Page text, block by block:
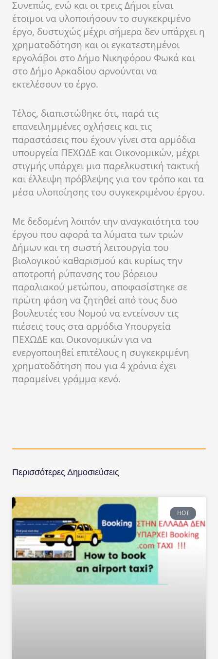
Συνεπώς, ενώ και οι τρεις Δήμοι είναι
έτοιμοι να υλοποιήσουν το συγκεκριμένο
έργο, δυστυχώς μέχρι σήμερα δεν υπάρχει η
χρηματοδότηση και οι εγκατεστημένοι
εργολάβοι στο Δήμο Νικηφόρου Φωκά και
στο Δήμο Αρκαδίου αρνούνται να
εκτελέσουν το έργο.
Τέλος, διαπιστώθηκε ότι, παρά τις
επανειλημμένες οχλήσεις και τις
παραστάσεις που έχουν γίνει στα αρμόδια
υπουργεία ΠΕΧΩΔΕ και Οικονομικών, μέχρι
στιγμής υπάρχει μια παρελκυστική τακτική
και έλλειψη πρόβλεψης για τον τρόπο και τα
μέσα υλοποίησης του συγκεκριμένου έργου.
Με δεδομένη λοιπόν την αναγκαιότητα του
έργου που αφορά τα λύματα των τριών
Δήμων και τη σωστή λειτουργία του
βιολογικού καθαρισμού και κυρίως την
αποτροπή ρύπανσης του βόρειου
παραλιακού μετώπου, αποφασίστηκε σε
πρώτη φάση να ζητηθεί από τους δυο
βουλευτές του Νομού να εντείνουν τις
πιέσεις τους στα αρμόδια Υπουργεία
ΠΕΧΩΔΕ και Οικονομικών για να
ενεργοποιηθεί επιτέλους η συγκεκριμένη
χρηματοδότηση που για 4 χρόνια έχει
παραμείνει γράμμα κενό.
Περισσότερες Δημοσιεύσεις
HOT